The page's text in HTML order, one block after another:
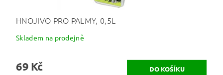
HNOJIVO PRO PALMY, 0,5L
Skladem na prodejně
69 Kč